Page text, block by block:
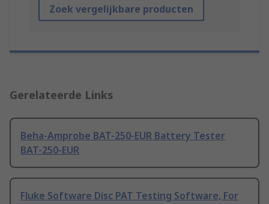
Zoek vergelijkbare producten
Gerelateerde Links
Beha-Amprobe BAT-250-EUR Battery Tester
BAT-250-EUR
Fluke Software Disc PAT Testing Software, For